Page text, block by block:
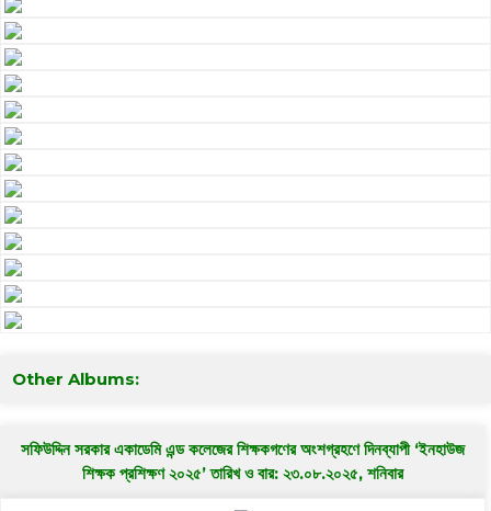
Other Albums:
সফিউদ্দিন সরকার একাডেমি এন্ড কলেজের শিক্ষকগণের অংশগ্রহণে দিনব্যাপী ‘ইনহাউজ
শিক্ষক প্রশিক্ষণ ২০২৫’ তারিখ ও বার: ২৩.০৮.২০২৫, শনিবার